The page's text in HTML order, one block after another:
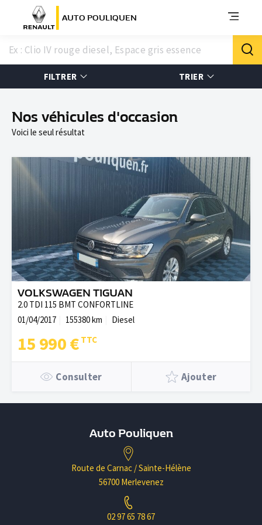
AUTO POULIQUEN
FILTRER TRIER
Nos véhicules d'occasion
Voici le seul résultat
VOLKSWAGEN TIGUAN
2.0 TDI 115 BMT CONFORTLINE
01/04/2017
155380 km Diesel
15 990 €
Consulter Ajouter
Auto Pouliquen
Route de Carnac / Sainte-Hélène
56700 Merlevenez
02 97 65 78 67